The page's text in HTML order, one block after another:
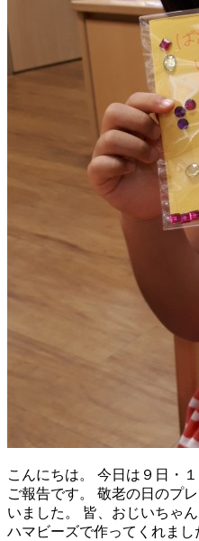
こんにちは。 今日は９日・
ご報告です。 敬老の日のプ
いました。 皆、おじいちゃ
ハマビーズで作ってくれま